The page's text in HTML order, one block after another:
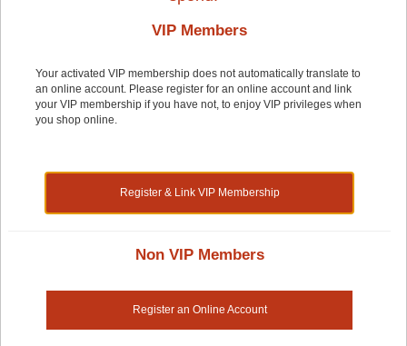
50% OFF
VIP Members
Your activated VIP membership does not automatically translate to
an online account. Please register for an online account and link
your VIP membership if you have not, to enjoy VIP privileges when
you shop online.
Register & Link VIP Membership
Non VIP Members
Register an Online Account